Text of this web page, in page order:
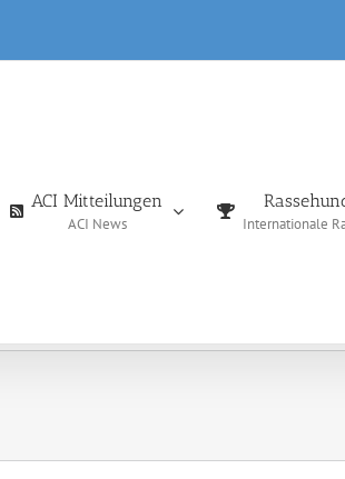
ACI Mitteilungen
ACI News Internationale